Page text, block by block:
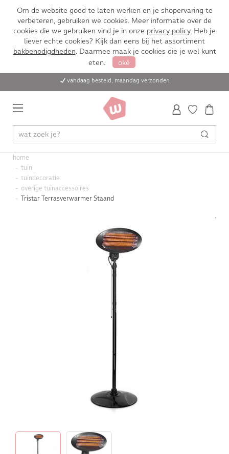
Om de website goed te laten werken en je shopervaring te
verbeteren, gebruiken we cookies. Meer informatie over de
cookies die we gebruiken vind je in onze privacy policy. Heb je
liever echte cookies? Kijk dan eens bij het assortiment
bakbenodigdheden. Daarmee maak je cookies die je wel kunt
eten.
oké
vandaag besteld, maandag verzonden
home
tuin
tuindecoratie
overige tuinaccessoires
Tristar Terrasverwarmer Staand